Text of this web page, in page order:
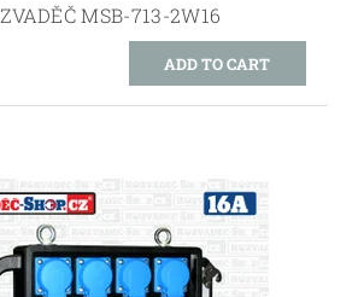
MSB-713-2W16